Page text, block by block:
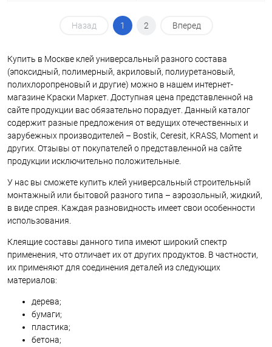
Назад 1 2 Вперед
Купить в Москве клей универсальный разного состава
(эпоксидный, полимерный, акриловый, полиуретановый,
полихлоропреновый и другие) можно в нашем интернет-
магазине Краски Маркет. Доступная цена представленной на
сайте продукции вас обязательно порадует. Данный каталог
содержит разные предложения от ведущих отечественных и
зарубежных производителей – Bostik, Ceresit, KRASS, Moment и
других. Отзывы от покупателей о представленной на сайте
продукции исключительно положительные.
У нас вы сможете купить клей универсальный строительный
монтажный или бытовой разного типа – аэрозольный, жидкий,
в виде спрея. Каждая разновидность имеет свои особенности
использования.
Клеящие составы данного типа имеют широкий спектр
применения, что отличает их от других продуктов. В частности,
их применяют для соединения деталей из следующих
материалов:
дерева;
бумаги;
пластика;
бетона;